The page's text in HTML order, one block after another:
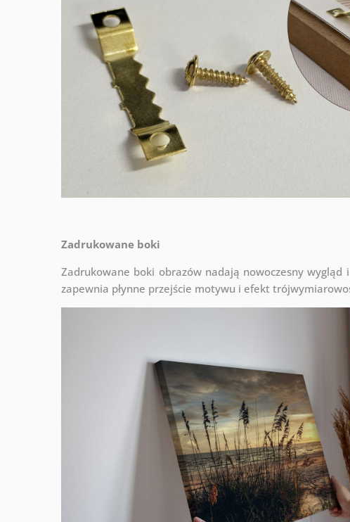
Zadrukowane boki
Zadrukowane boki obrazów nadają nowoczesny
zapewnia płynne przejście motywu i efekt